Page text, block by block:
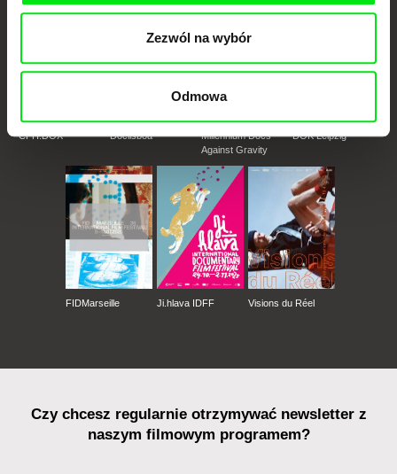
Zezwól na wybór
Odmowa
CPH:DOX Doclisboa
Millennium Docs
Against Gravity
DOK Leipzig
FIDMarseille Ji.hlava IDFF Visions du Réel
Czy chcesz regularnie otrzymywać newsletter z
naszym filmowym programem?